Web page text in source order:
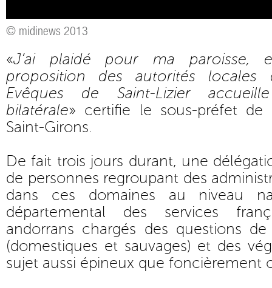
© midinews 2013
«J’ai plaidé pour ma paroisse,
proposition des autorités
Evêques de Saint-Lizier
bilatérale» certifie le sous-préfet de
Saint-Girons.
De fait trois jours durant, une
de personnes regroupant des
dans ces domaines au niveau
départemental des services
andorrans chargés des questions
(domestiques et sauvages) et des
sujet aussi épineux que foncièrement